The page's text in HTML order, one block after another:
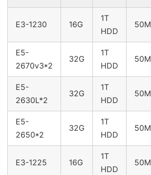
E3-1230 16G
1T
HDD
50M
E5-
2670v3*2
32G
1T
HDD
50M
E5-
2630L*2
32G
1T
HDD
50M
E5-
2650*2
32G
1T
HDD
50M
E3-1225 16G
1T
HDD
50M